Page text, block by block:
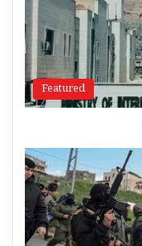
Featured